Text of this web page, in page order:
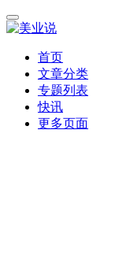
首页
文章分类
专题列表
快讯
更多页面